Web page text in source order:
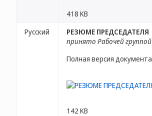
418 KB
Русский
РЕЗЮМЕ ПРЕДСЕДАТЕЛЯ
принято Рабочей группой
Полная версия документа
142 KB